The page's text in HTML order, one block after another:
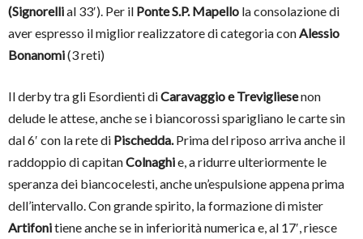
(Signorellial 33′). Per il Ponte S.P. Mapello la consolazione di
aver espresso il miglior realizzatore di categoria conAlessio
Bonanomi(3 reti)
Il derby tra gli Esordienti diCaravaggio e Trevigliesenon
delude le attese, anche se i biancorossi sparigliano le carte sin
dal 6′ con la rete di Pischedda.Prima del riposo arriva anche il
raddoppio di capitanColnaghie, a ridurre ulteriormente le
speranza dei biancocelesti, anche un’espulsione appena prima
dell’intervallo. Con grande spirito, la formazione di mister
Artifonitiene anche se in inferiorità numerica e, al 17′, riesce